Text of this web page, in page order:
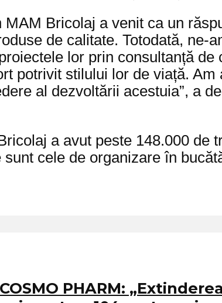
MAM Bricolaj a venit ca un
de calitate. Totodată, ne-
lor prin consultanță
potrivit stilului lor de viață.
al dezvoltării acestuia”, a
a avut peste 148.000 de
cele de organizare în
PHARM: